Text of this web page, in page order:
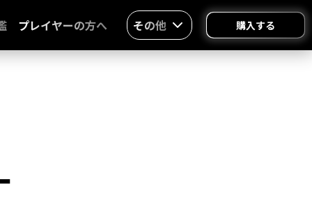
プレイヤーの方へ その他 購入する